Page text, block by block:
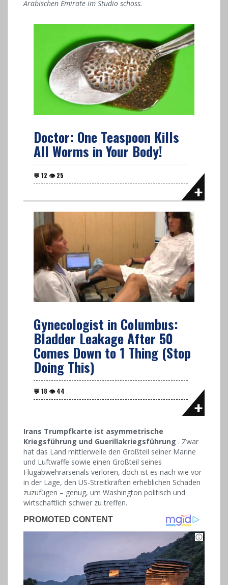
Arabischen Emirate im Studio schoss.
Doctor: One Teaspoon Kills
All Worms in Your Body!
Gynecologist in Columbus:
Bladder Leakage After 50
Comes Down to 1 Thing (Stop
Doing This)
Irans Trumpfkarte ist asymmetrische
Kriegsführung und Guerillakriegsführung . Zwar
hat das Land mittlerweile den Großteil seiner Marine
und Luftwaffe sowie einen Großteil seines
Flugabwehrarsenals verloren, doch ist es nach wie vor
in der Lage, den US-Streitkräften erheblichen Schaden
zuzufügen – genug, um Washington politisch und
wirtschaftlich schwer zu treffen.